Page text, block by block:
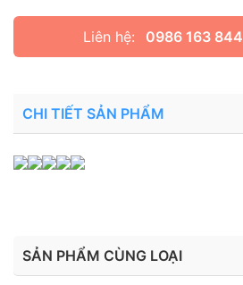
Liên hệ: 0986 163 844
CHI TIẾT SẢN PHẨM
SẢN PHẨM CÙNG LOẠI